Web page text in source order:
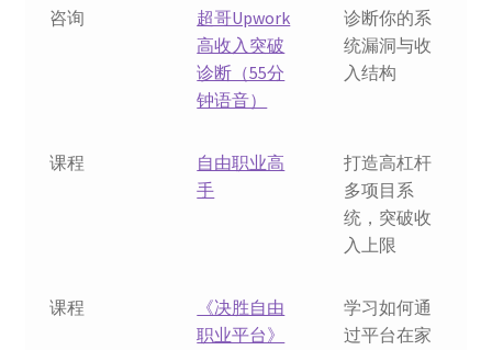
咨询
超哥Upwork
高收入突破
诊断（55分
钟语音）
诊断你的系
统漏洞与收
入结构
课程
自由职业高
手
打造高杠杆
多项目系
统，突破收
入上限
课程
《决胜自由
职业平台》
学习如何通
过平台在家